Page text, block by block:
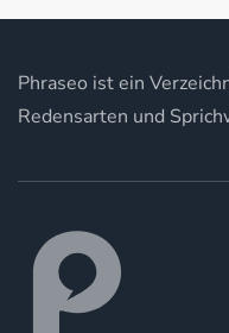
Phraseo ist ein
Redensarten und